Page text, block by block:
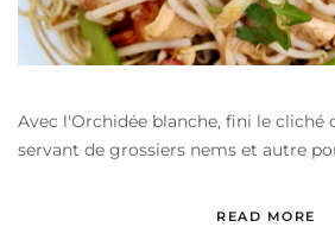
Avec l'Orchidée blanche, fini le cliché
servant de grossiers nems et autre
READ MORE